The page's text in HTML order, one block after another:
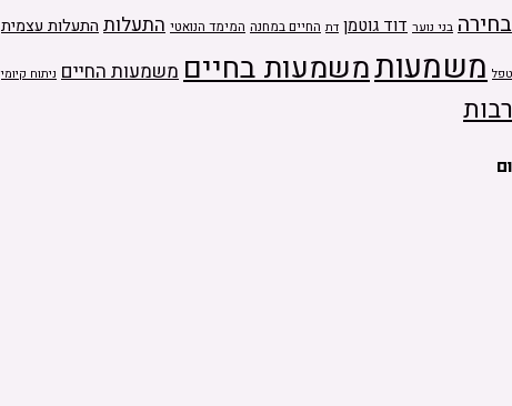
בחירה בני נוער דוד גוטמן דת החיים במחנה המימד הנואטי התעלותהתעלות עצמית
משמעותמשמעות בחייםמשמעות החיים ניתוח קיומי